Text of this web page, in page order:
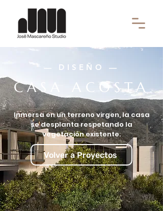
— DISEÑO —
CASA ACOSTA
Inmersa en un terreno virgen, la casa
se desplanta respetando la
vegetación existente.
Volver a Proyectos